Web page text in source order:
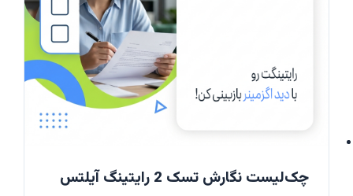
چک‌لیست نگارش تسک 2 رایتینگ آیلتس